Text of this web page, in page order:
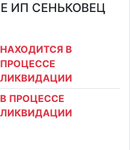
ИП СЕНЬКОВЕЦ
НАХОДИТСЯ В
ПРОЦЕССЕ
ЛИКВИДАЦИИ
В ПРОЦЕССЕ
ЛИКВИДАЦИИ